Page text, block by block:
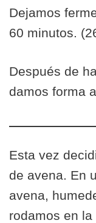
Dejamos
60 minutos.
Después de
damos forma
Esta vez
de avena. En
avena,
rodamos en